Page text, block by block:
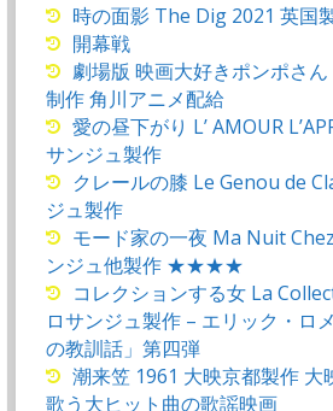
時の面影 The Dig 2021 英国
開幕戦
劇場版 映画大好きポンポさん
制作 角川アニメ配給
愛の昼下がり L’ AMOUR
サンジュ製作
クレールの膝 Le Genou de
ジュ製作
モード家の一夜 Ma Nuit
ンジュ他製作 ★★★★
コレクションする女 La
ロサンジュ製作 – エリック・ロ
の教訓話」第四弾
潮来笠 1961 大映京都製作 大
歌う大ヒット曲の歌謡映画